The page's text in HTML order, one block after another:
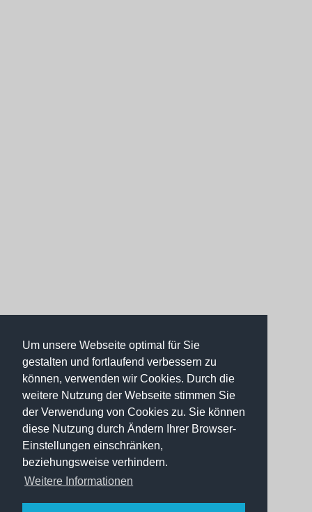
Um unsere Webseite optimal für Sie
gestalten und fortlaufend verbessern zu
können, verwenden wir Cookies. Durch die
weitere Nutzung der Webseite stimmen Sie
der Verwendung von Cookies zu. Sie können
diese Nutzung durch Ändern Ihrer Browser-
Einstellungen einschränken,
beziehungsweise verhindern.
Weitere Informationen